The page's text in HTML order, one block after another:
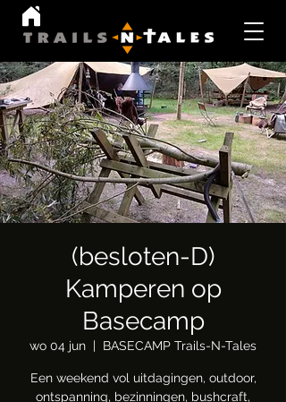
(besloten-D)
Kamperen op
Basecamp
wo 04 jun
  |
BASECAMP Trails-N-Tales
Een weekend vol uitdagingen, outdoor,
ontspanning, bezinningen, bushcraft,